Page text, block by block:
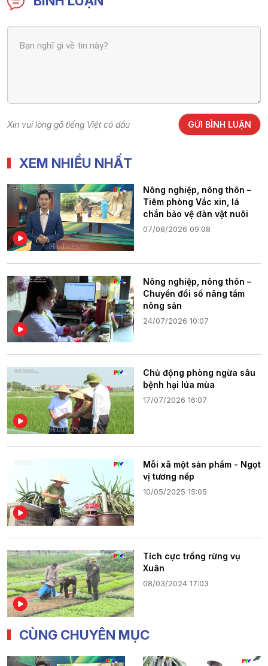
Xin vui lòng gõ tiếng Việt có dấu GỬI BÌNH LUẬN
XEM NHIỀU NHẤT
Nông nghiệp, nông thôn –
Tiêm phòng Vắc xin, lá
chắn bảo vệ đàn vật nuôi
07/08/2026 09:08
Nông nghiệp, nông thôn –
Chuyển đổi số nâng tầm
nông sản
24/07/2026 10:07
Chủ động phòng ngừa sâu
bệnh hại lúa mùa
17/07/2026 16:07
Mỗi xã một sản phẩm - Ngọt
vị tương nếp
10/05/2025 15:05
Tích cực trồng rừng vụ
Xuân
08/03/2024 17:03
CÙNG CHUYÊN MỤC